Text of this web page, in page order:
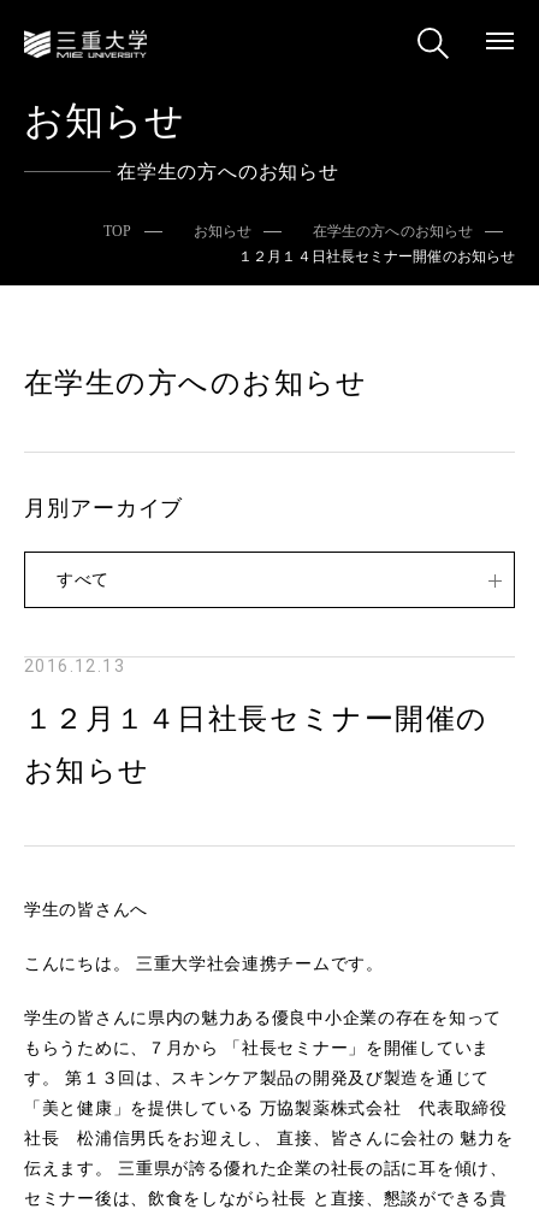
お知らせ
在学生の方へのお知らせ
TOP お知らせ
在学生の方へのお知らせ
１２月１４日社長セミナー開催のお知らせ
2016.12.13
１２月１４日社長セミナー開催の
お知らせ
学生の皆さんへ
こんにちは。 三重大学社会連携チームです。
学生の皆さんに県内の魅力ある優良中小企業の存在を知って
もらうために、７月から 「社長セミナー」を開催していま
す。 第１３回は、スキンケア製品の開発及び製造を通じて
「美と健康」を提供している 万協製薬株式会社 代表取締役
社長 松浦信男氏をお迎えし、 直接、皆さんに会社の 魅力を
伝えます。 三重県が誇る優れた企業の社長の話に耳を傾け、
セミナー後は、飲食をしながら社長 と直接、懇談ができる貴
在学生の方へのお知らせ
月別アーカイブ
すべて